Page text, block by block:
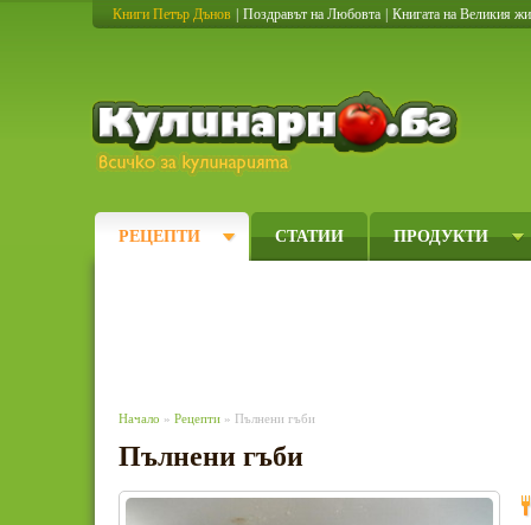
Книги Петър Дънов Поздравът на Любовта Книгата на Великия
РЕЦЕПТИ СТАТИИ ПРОДУКТИ
Начало » Рецепти » Пълнени гъби
Пълнени гъби